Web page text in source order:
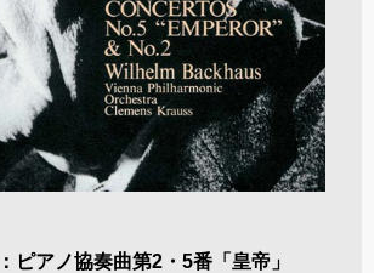
ピアノ協奏曲第2・5番「皇帝」